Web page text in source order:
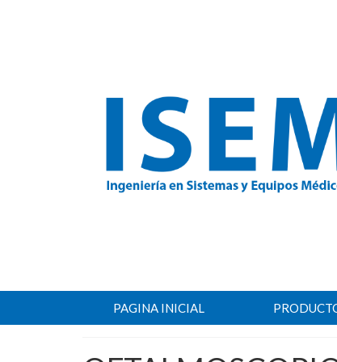
PAGINA INICIAL